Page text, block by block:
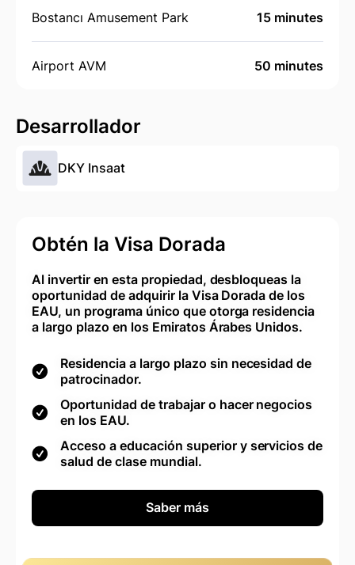
Bostancı Amusement Park 15 minutes
Airport AVM 50 minutes
Desarrollador
DKY Insaat
Obtén la Visa Dorada
Al invertir en esta propiedad, desbloqueas la
oportunidad de adquirir la Visa Dorada de los
EAU, un programa único que otorga residencia
a largo plazo en los Emiratos Árabes Unidos.
Residencia a largo plazo sin necesidad de
patrocinador.
Oportunidad de trabajar o hacer negocios
en los EAU.
Acceso a educación superior y servicios de
salud de clase mundial.
Saber más